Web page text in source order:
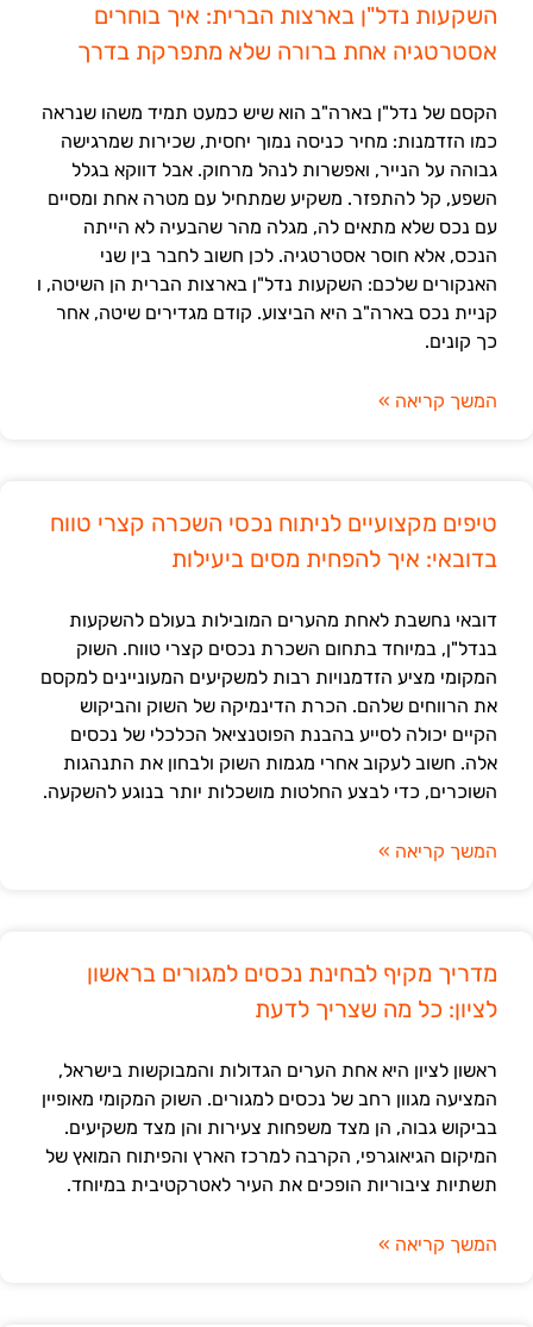
השקעות נדל"ן בארצות הברית: איך בוחרים
אסטרטגיה אחת ברורה שלא מתפרקת בדרך
הקסם של נדל"ן בארה"ב הוא שיש כמעט תמיד משהו שנראה
כמו הזדמנות: מחיר כניסה נמוך יחסית, שכירות שמרגישה
גבוהה על הנייר, ואפשרות לנהל מרחוק. אבל דווקא בגלל
השפע, קל להתפזר. משקיע שמתחיל עם מטרה אחת ומסיים
עם נכס שלא מתאים לה, מגלה מהר שהבעיה לא הייתה
הנכס, אלא חוסר אסטרטגיה. לכן חשוב לחבר בין שני
האנקורים שלכם: השקעות נדל"ן בארצות הברית הן השיטה, ו
קניית נכס בארה"ב היא הביצוע. קודם מגדירים שיטה, אחר
כך קונים.
המשך קריאה »
טיפים מקצועיים לניתוח נכסי השכרה קצרי טווח
בדובאי: איך להפחית מסים ביעילות
דובאי נחשבת לאחת מהערים המובילות בעולם להשקעות
בנדל"ן, במיוחד בתחום השכרת נכסים קצרי טווח. השוק
המקומי מציע הזדמנויות רבות למשקיעים המעוניינים למקסם
את הרווחים שלהם. הכרת הדינמיקה של השוק והביקוש
הקיים יכולה לסייע בהבנת הפוטנציאל הכלכלי של נכסים
אלה. חשוב לעקוב אחרי מגמות השוק ולבחון את התנהגות
השוכרים, כדי לבצע החלטות מושכלות יותר בנוגע להשקעה.
המשך קריאה »
מדריך מקיף לבחינת נכסים למגורים בראשון
לציון: כל מה שצריך לדעת
ראשון לציון היא אחת הערים הגדולות והמבוקשות בישראל,
המציעה מגוון רחב של נכסים למגורים. השוק המקומי מאופיין
בביקוש גבוה, הן מצד משפחות צעירות והן מצד משקיעים.
המיקום הגיאוגרפי, הקרבה למרכז הארץ והפיתוח המואץ של
תשתיות ציבוריות הופכים את העיר לאטרקטיבית במיוחד.
המשך קריאה »